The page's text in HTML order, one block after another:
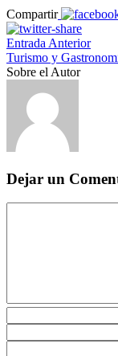
Compartir
Entrada Anterior
Turismo y
Sobre el Autor
Dejar un